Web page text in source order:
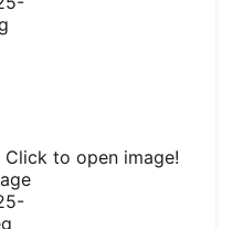
Click to open image!